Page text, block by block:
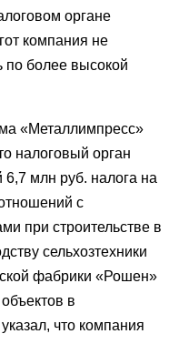
органе
компания не
по более высокой
«Металлимпресс»
налоговый орган
млн руб. налога на
с
при строительстве в
сельхозтехники
фабрики «Рошен»
в
что компания